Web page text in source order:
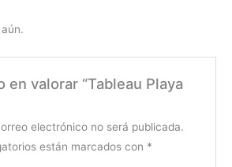
en valorar “Tableau Playa
electrónico no será publicada.
están marcados con *